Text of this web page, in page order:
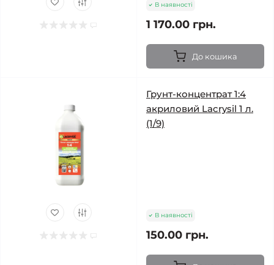
В наявності
1 170.00 грн.
До кошика
Грунт-концентрат 1:4
акриловий Lacrysil 1 л.
(1/9)
В наявності
150.00 грн.